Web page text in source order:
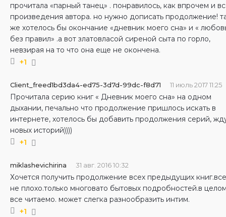
прочитала «парный танец» . понравилось, как впрочем и
произведения автора. но нужно дописать продолжение!
же хотелось бы окончание «дневник моего сна» и «
без правил» .а вот златовласой сиреной сыта по горло,
невзирая на то что она еще не окончена.
+1
Client_freed1bd3da4-ed75-3d7d-99dc-f8d71 11 июль 2017 11:25
Прочитала серию книг « Дневник моего сна» на одном
дыхании, печально что продолжение пришлось искать в
интернете, хотелось бы добавить продолжения серий,
новых историй))))
+1
miklashevichirina 31 авг. 2016 10:32
Хочется получить продолжение всех предыдущих книг.все
не плохо.только многовато бытовых подробностей.в
все читаемо. может слегка разнообразить интим.
+1